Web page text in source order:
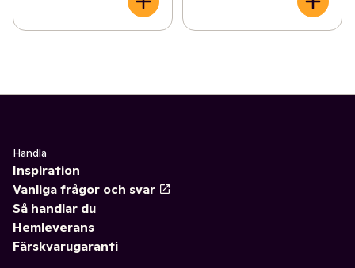
Handla
Inspiration
Vanliga frågor och svar
Så handlar du
Hemleverans
Färskvarugaranti